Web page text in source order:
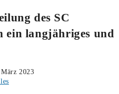
des SC
ein langjähriges und
2023